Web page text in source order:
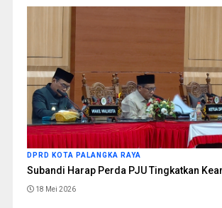
DPRD KOTA PALANGKA RAYA
Subandi Harap Perda PJU Tingkatkan
18 Mei 2026